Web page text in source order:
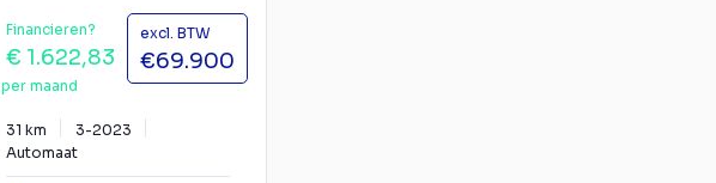
Financieren?
€ 1.622,83
per maand
excl. BTW
€69.900
31 km
3-2023
Automaat